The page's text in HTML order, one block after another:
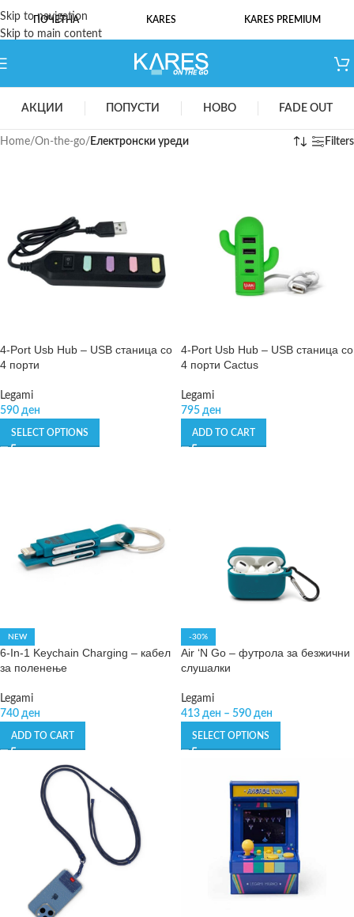
Skip to navigation
Skip to main content
ПОЧЕТНА KARES KARES PREMIUM
АКЦИИ ПОПУСТИ НОВО FADE OUT
Home/On-the-go/ Електронски уреди Filters
4-Port Usb Hub – USB станица со
4 порти
Legami
590 ден
SELECT OPTIONS
4-Port Usb Hub – USB станица со
4 порти Cactus
Legami
795 ден
ADD TO CART
NEW
6-In-1 Keychain Charging – кабел
за поленење
Legami
740 ден
ADD TO CART
-30%
Air ‘N Go – футрола за безжични
слушалки
Legami
413 ден – 590 ден
SELECT OPTIONS